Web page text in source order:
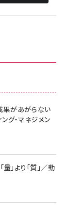
果があがらない
グ・マネジメン
」より「質」／動